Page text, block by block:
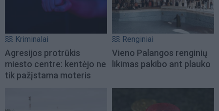
Kriminalai
Agresijos protrūkis
miesto centre: kentėjo ne
tik pažįstama moteris
Renginiai
Vieno Palangos renginių
likimas pakibo ant plauko